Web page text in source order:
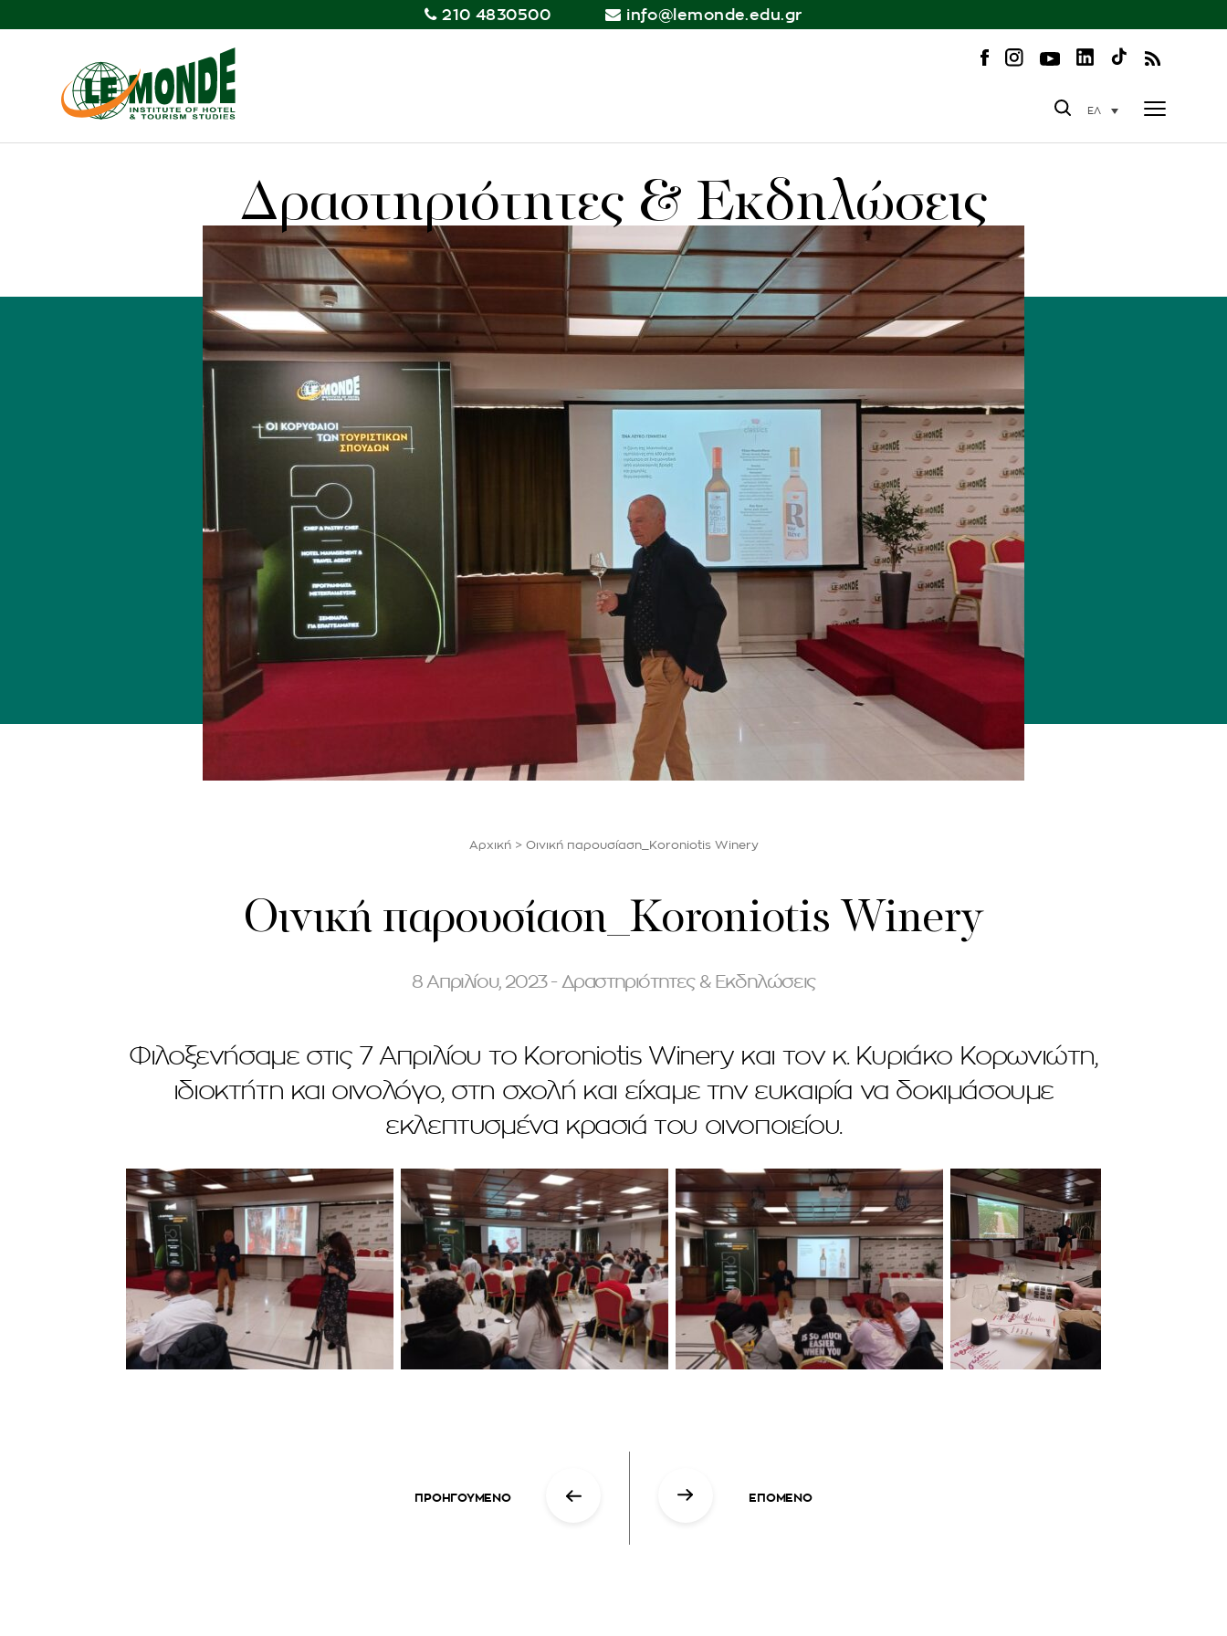
210 4830500 info@lemonde.edu.gr
ΕΛ
Δραστηριότητες & Εκδηλώσεις
Αρχική> Οινική παρουσίαση_Koroniotis Winery
Οινική παρουσίαση_Koroniotis Winery
8 Απριλίου, 2023 - Δραστηριότητες & Εκδηλώσεις
Φιλοξενήσαμε στις 7 Απριλίου το Koroniotis Winery και τον κ. Κυριάκο Κορωνιώτη,
ιδιοκτήτη και οινολόγο, στη σχολή και είχαμε την ευκαιρία να δοκιμάσουμε
εκλεπτυσμένα κρασιά του οινοποιείου.
ΠΡΟΗΓΟΥΜΕΝΟ ΕΠΟΜΕΝΟ